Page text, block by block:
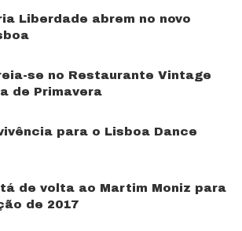
Liberdade abrem no novo
se no Restaurante Vintage
de Primavera
para o Lisboa Dance
de volta ao Martim Moniz para
de 2017